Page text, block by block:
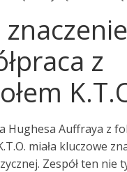
z
Hughesa Auffraya z
miała kluczowe
Zespół ten nie